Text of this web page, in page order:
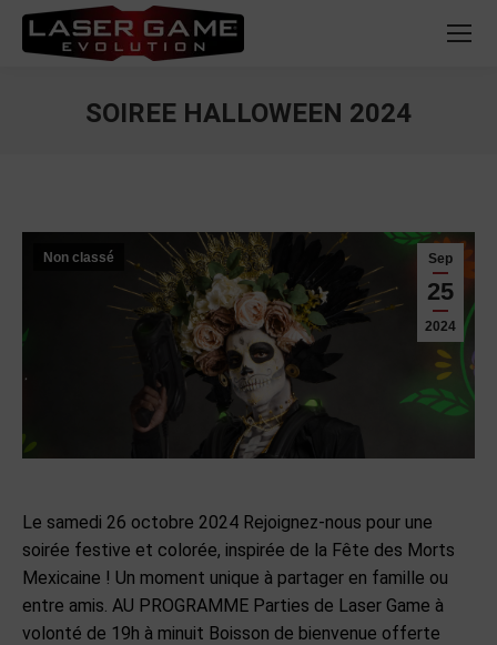
SOIREE HALLOWEEN 2024
Sep
25
2024
Non classé
Le samedi 26 octobre 2024 Rejoignez-nous pour une
soirée festive et colorée, inspirée de la Fête des Morts
Mexicaine ! Un moment unique à partager en famille ou
entre amis. AU PROGRAMME Parties de Laser Game à
volonté de 19h à minuit Boisson de bienvenue offerte